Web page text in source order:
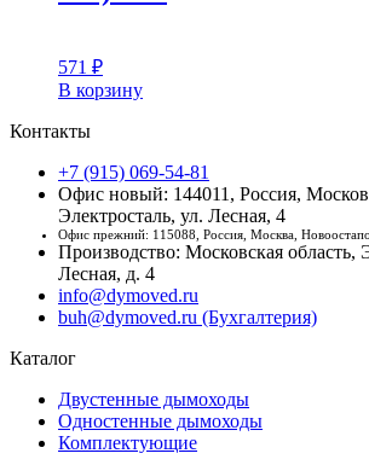
571 ₽
В корзину
Контакты
+7 (915) 069-54-81
Офис новый: 144011, Россия,
Электросталь, ул. Лесная, 4
Офис прежний: 115088, Россия, Москва,
Производство: Московская область,
Лесная, д. 4
info@dymoved.ru
buh@dymoved.ru (Бухгалтерия)
Каталог
Двустенные дымоходы
Одностенные дымоходы
Комплектующие